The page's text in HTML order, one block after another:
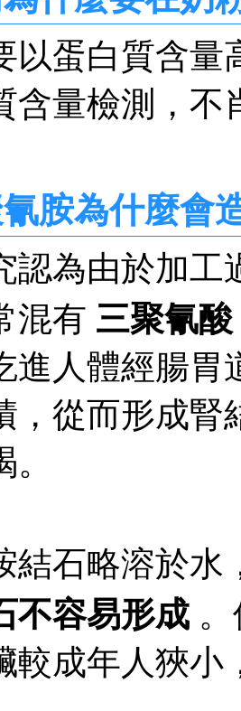
以蛋白質含
含量檢測，
胺為什麼會
認為由於加工
混有 三聚氰酸
進人體經腸胃
，從而形成腎
結石略溶於
不容易形成
較成年人狹